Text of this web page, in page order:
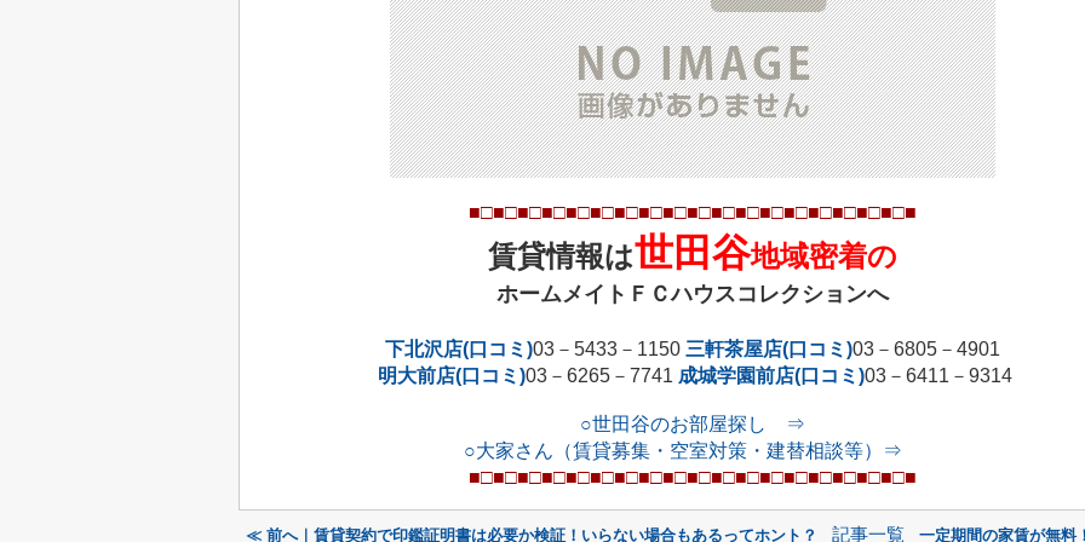
■□■□■□■□■□■□■□■□■□■□■□■□■□■□■□■□■□■□■
賃貸情報は世田谷地域密着の
ホームメイトＦＣハウスコレクションへ
下北沢店(口コミ)03 － 5433 － 1150 三軒茶屋店(口コミ)03 － 6805 － 4901
明大前店(口コミ)03 － 6265 － 7741 成城学園前店(口コミ)03 － 6411 － 9314
○世田谷のお部屋探し ⇒
○大家さん（賃貸募集・空室対策・建替相談等）⇒
■□■□■□■□■□■□■□■□■□■□■□■□■□■□■□■□■□■□■
≪ 前へ｜賃貸契約で印鑑証明書は必要か検証！いらない場合もあるってホント？ 記事一覧 一定期間の家賃が無料